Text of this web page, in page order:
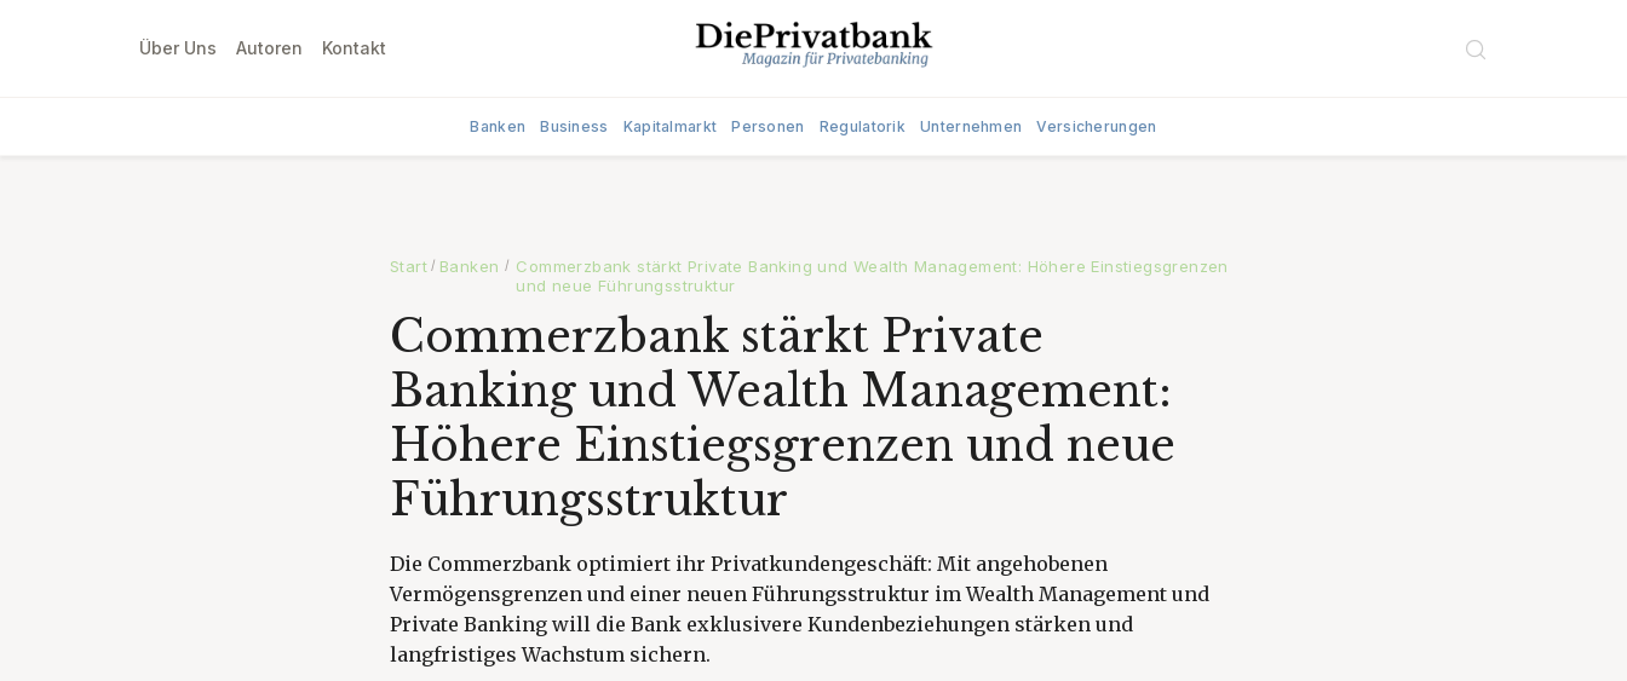
Über Uns Autoren Kontakt
Banken Business Kapitalmarkt Personen Regulatorik Unternehmen Versicherungen
Start / Banken / Commerzbank stärkt Private Banking und Wealth Management: Höhere Einstiegsgrenzen
und neue Führungsstruktur
Commerzbank stärkt Private
Banking und Wealth Management:
Höhere Einstiegsgrenzen und neue
Führungsstruktur
Die Commerzbank optimiert ihr Privatkundengeschäft: Mit angehobenen
Vermögensgrenzen und einer neuen Führungsstruktur im Wealth Management und
Private Banking will die Bank exklusivere Kundenbeziehungen stärken und
langfristiges Wachstum sichern.